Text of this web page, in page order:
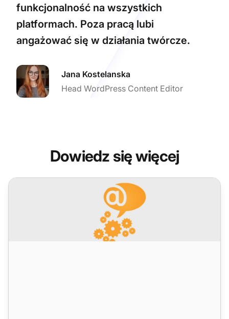
funkcjonalność na wszystkich
platformach. Poza pracą lubi
angażować się w działania twórcze.
Jana Kostelanska
Head WordPress Content Editor
Dowiedz się więcej
Miesięczne aktualizacje LiveAgent: wydanie